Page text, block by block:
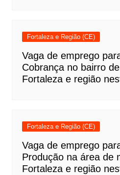
Fortaleza e Região (CE)
Vaga de emprego
Cobrança no bairro
Fortaleza e região
Fortaleza e Região (CE)
Vaga de emprego
Produção na área de
Fortaleza e região